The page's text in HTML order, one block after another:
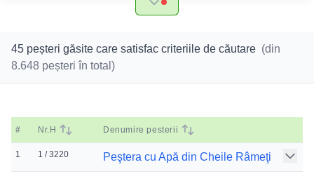
45 peșteri găsite care satisfac criteriile de căutare (din
8.648 peșteri în total)
# Nr.H Denumire pesterii
1 1 / 3220 Peştera cu Apă din Cheile Râmeţi